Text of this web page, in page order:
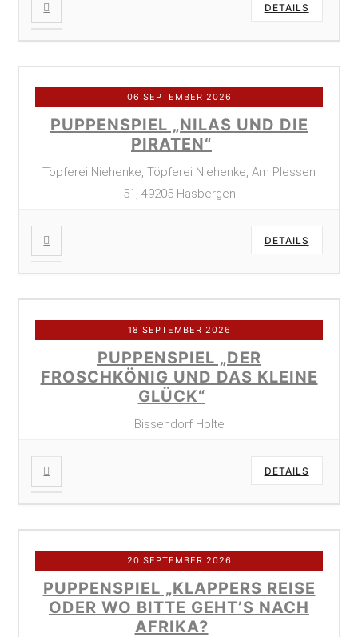
DETAILS
06 SEPTEMBER 2026
PUPPENSPIEL „NILAS UND DIE
PIRATEN“
Töpferei Niehenke, Töpferei Niehenke, Am Plessen
51, 49205 Hasbergen
DETAILS
18 SEPTEMBER 2026
PUPPENSPIEL „DER
FROSCHKÖNIG UND DAS KLEINE
GLÜCK“
Bissendorf Holte
DETAILS
20 SEPTEMBER 2026
PUPPENSPIEL „KLAPPERS REISE
ODER WO BITTE GEHT’S NACH
AFRIKA?